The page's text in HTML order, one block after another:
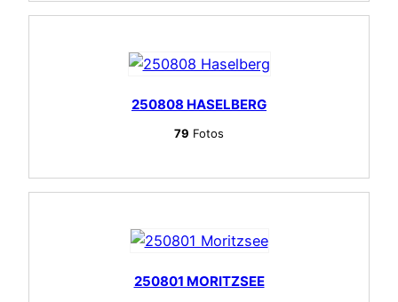
250808 HASELBERG
79 Fotos
250801 MORITZSEE